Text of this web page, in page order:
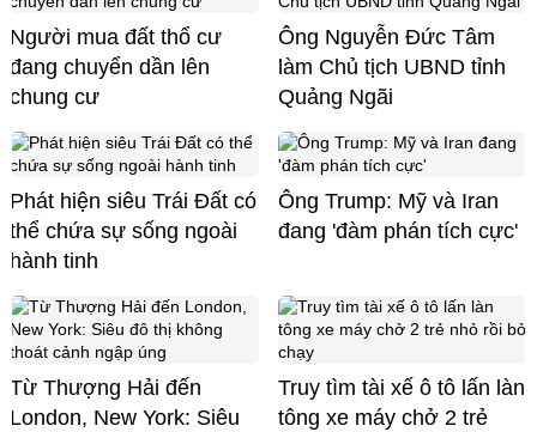
Người mua đất thổ cư
đang chuyển dần lên
chung cư
Ông Nguyễn Đức Tâm
làm Chủ tịch UBND tỉnh
Quảng Ngãi
Phát hiện siêu Trái Đất có
thể chứa sự sống ngoài
hành tinh
Ông Trump: Mỹ và Iran
đang 'đàm phán tích cực'
Từ Thượng Hải đến
London, New York: Siêu
Truy tìm tài xế ô tô lấn làn
tông xe máy chở 2 trẻ